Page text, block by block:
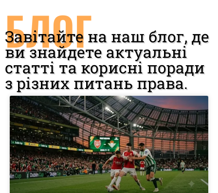
БЛОГ
Завітайте на наш блог, де
ви знайдете актуальні
статті та корисні поради
з різних питань права.